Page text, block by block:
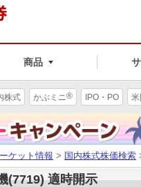
商品
株式 かぶミニ® IPO・PO
ケット情報 > 国内株式株価検索
(7719) 適時開示